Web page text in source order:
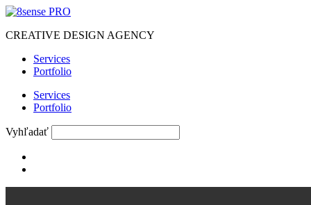
CREATIVE DES​IGN AGENCY
Services
Portfolio
Services
Portfolio
Vyhľadať